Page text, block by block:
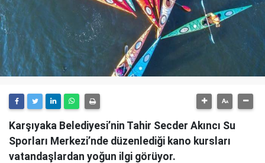
Karşıyaka Belediyesi’nin Tahir Secder Akıncı Su
Sporları Merkezi’nde düzenlediği kano kursları
vatandaşlardan yoğun ilgi görüyor.